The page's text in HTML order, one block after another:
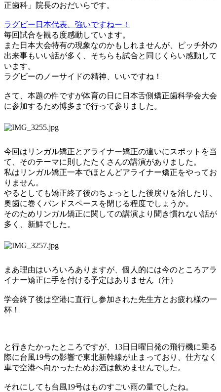
正歯科」院長のおだいらです。
ラグビー日本代表、強いですねー！
毎回試合を観る度感動しています。
また日本大会特有の現象なのかもしれませんが、ピッチ外の
出来事もいい話が多く、そちらも試合と同じくらい感動して
います。
ラグビーのノーサイドの精神、いいですね！
さて、本題の件ですが体育の日に日本舌側矯正歯科学会大会
に参加するため博多まで行って参りました。
今回はリンガル矯正とアライナー矯正の違いにスポットを当
て、そのテーマに則したたくさんの講演がありました。
私はリンガル矯正一本でほとんどアライナー矯正をやってお
りません。
やるとしても矯正終了後のちょっとした後戻りを治したり、
奥歯に巻くバンドスペースを閉じる程度でしょうか。
そのためリンガル矯正に関しての講演より聞き慣れない話が
多く、新鮮でした。
まあ理由はいろいろありますが、個人的には今のところアラ
イナー矯正に手を付ける予定はありません（汗）
学会終了後は空港に直行し参加された先生方とお疲れ様の一
杯！
と行きたかったところですが、 13日日曜日発の飛行機に乗る
際に台風19号の影響で東北新幹線が止まっており、仕方なく
車で空港へ向かったためお酒は飲めませんでした。
それにしても台風19号はものすごい雨の量でしたね。